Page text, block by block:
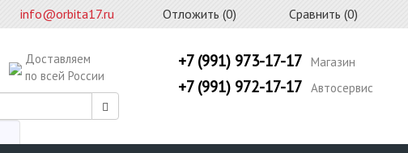
info@orbita17.ru Отложить (0) Сравнить (0)
Доставляем
по всей России
+7 (991) 973-17-17 Магазин
+7 (991) 972-17-17 Автосервис